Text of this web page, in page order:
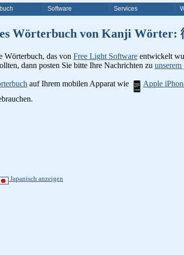
Software Services
Wörterbuch von Kanji
Wörterbuch, das von Free Light Software entwickelt
dann posten Sie bitte Ihre Nachrichten zu
auf Ihrem mobilen Apparat wie Apple
Japanisch anzeigen